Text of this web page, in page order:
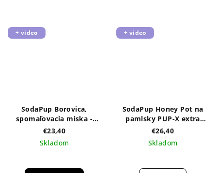
+ video
SodaPup Borovica,
spomaľovacia miska -
zelená
€23,40
Skladom
+ video
SodaPup Honey Pot na
pamlsky PUP-X extra
veľký - rôzne farby
€26,40
Skladom